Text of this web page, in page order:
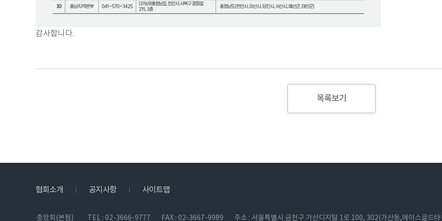
감사합니다.
목록보기
협회소개 공지사항 사이트맵
중앙회(본점) TEL : 02-3666-9777 FAX : 02-3667-9989 주소 : 서울특별시 금천구 가산디지털 1로 100, 302(가산동,에이스골드